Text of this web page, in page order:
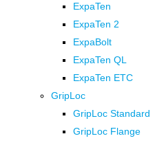
ExpaTen
ExpaTen 2
ExpaBolt
ExpaTen QL
ExpaTen ETC
GripLoc
GripLoc Standard
GripLoc Flange